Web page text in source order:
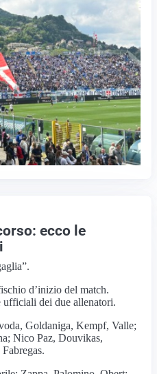
ecco le
d’inizio del match.
ufficiali dei due allenatori.
Goldaniga, Kempf, Valle;
Nico Paz, Douvikas,
Fabregas.